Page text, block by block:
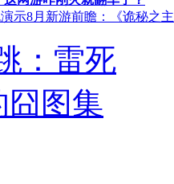
示8月新游前瞻：《诡秘之